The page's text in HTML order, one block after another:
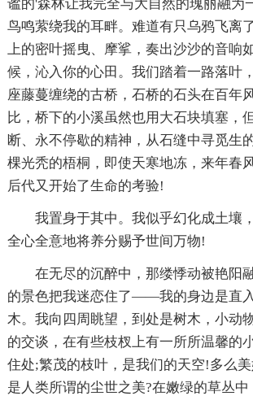
谧的'森林让我完全与大自然的瑰丽融
鸟鸣萦绕我的耳畔。难道有只乌鸦飞离
上的密叶摇曳、摩挲，奏出沙沙的音响
候，沁入你的心田。我们踏着一路落叶
座藤蔓缠绕的古桥，石桥的石头在百年
比，桥下的小溪虽然也用大石块填塞，
断、永不停歇的精神，从石缝中寻觅生
棵光秃的梧桐，即使天寒地冻，来年春
后代又开始了生命的考验!
我置身于其中。我似乎幻化成土壤
全心全意地将养分赐予世间万物!
在无尽的沉醉中，那缕悸动被艳阳
的景色把我迷恋住了——我的身边是直
木。我向四周眺望，到处是树木，小动
的交谈，在有些枝杈上有一所所温馨的
住处;繁茂的枝叶，是我们的天空!多么
是人类所谓的尘世之美?在嫩绿的草丛